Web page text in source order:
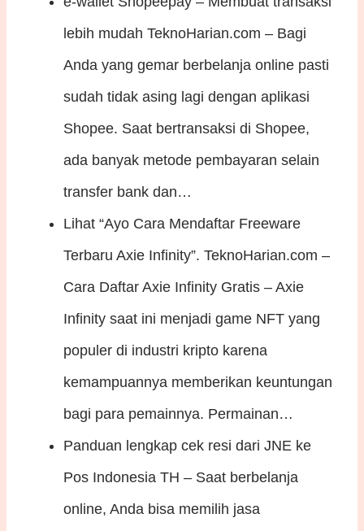
lebih mudah TeknoHarian.com – Bagi
Anda yang gemar berbelanja online pasti
sudah tidak asing lagi dengan aplikasi
Shopee. Saat bertransaksi di Shopee,
ada banyak metode pembayaran selain
transfer bank dan…
Lihat “Ayo Cara Mendaftar Freeware
Terbaru Axie Infinity”. TeknoHarian.com –
Cara Daftar Axie Infinity Gratis – Axie
Infinity saat ini menjadi game NFT yang
populer di industri kripto karena
kemampuannya memberikan keuntungan
bagi para pemainnya. Permainan…
Panduan lengkap cek resi dari JNE ke
Pos Indonesia TH – Saat berbelanja
online, Anda bisa memilih jasa